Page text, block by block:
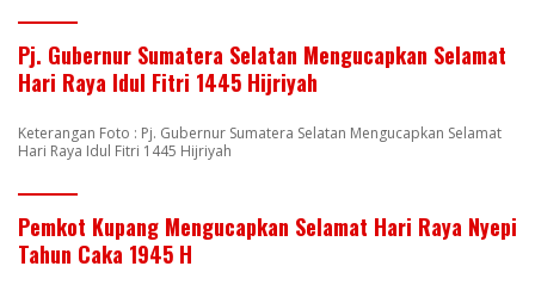
Pj. Gubernur Sumatera Selatan Mengucapkan Selamat
Hari Raya Idul Fitri 1445 Hijriyah
Keterangan Foto : Pj. Gubernur Sumatera Selatan Mengucapkan Selamat
Hari Raya Idul Fitri 1445 Hijriyah
Pemkot Kupang Mengucapkan Selamat Hari Raya Nyepi
Tahun Caka 1945 H